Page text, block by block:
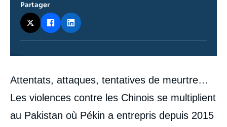
Contenu
intervention
médiatique
Attentats, attaques, tentatives de meurtre…
Les violences contre les Chinois se multiplient
au Pakistan où Pékin a entrepris depuis 2015
Partager